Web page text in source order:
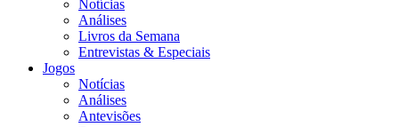
Notícias
Análises
Livros da Semana
Entrevistas & Especiais
Jogos
Notícias
Análises
Antevisões